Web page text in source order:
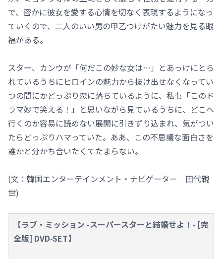
で、密かに彼女を愛する心情を切なく表現するようになっ
ていくので、二人のいい男の甲乙つけがたい魅力を見る眼
福がある。
スター、カンウが「何だこの妙な女は…」とあっけにとら
れているうちにヒロインの魅力から抜け出せなくなってい
つの間にかどっぷり恋に落ちているように、私も「このド
ラマ妙で笑える！」と思いながら見ているうちに、どこへ
行くのか容易に読めない展開に引きずり込まれ、気がつい
たらどっぷりハマっていた。ああ、この不思議な面白さを
誰かと分かち合いたくてたまらない。
(文：韓国エンターテインメント・ナビゲーター 田代親
世)
【ラブ・ミッション -スーパースターと結婚せよ！- [完
全版] DVD-SET】